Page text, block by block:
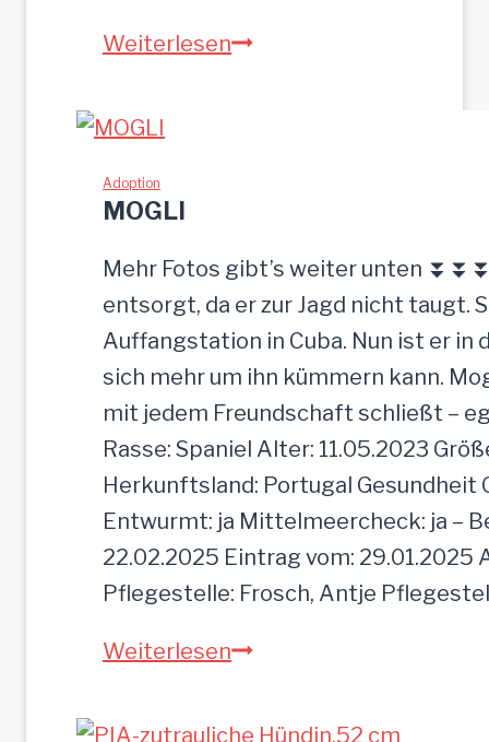
WeiterlesenZ
r
d
e
e
i
n
f
a
c
h
u
ü
Adoption
MOGLI
Mehr Fotos gibt’s weiter unten
entsorgt, da er zur Jagd nicht taugt.
Auffangstation in Cuba. Nun ist er in
sich mehr um ihn kümmern kann.
mit jedem Freundschaft schließt –
Rasse: Spaniel Alter: 11.05.2023
Herkunftsland: Portugal Gesundheit
Entwurmt: ja Mittelmeercheck: ja –
22.02.2025 Eintrag vom: 29.01.2025
Pflegestelle: Frosch, Antje
WeiterlesenM
G